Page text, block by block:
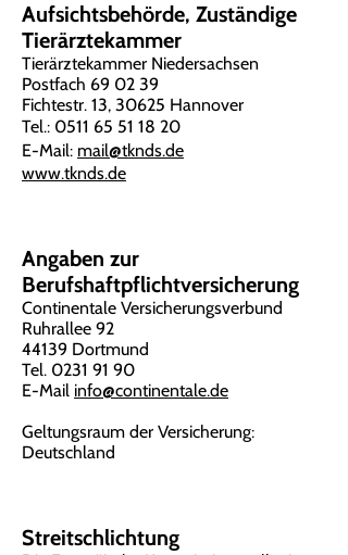
Aufsichtsbehörde, Zuständige
Tierärztekammer
Tierärztekammer Niedersachsen
Postfach 69 02 39
Fichtestr. 13, 30625 Hannover
Tel.: 0511 65 51 18 20
E-Mail: mail@tknds.de
www.tknds.de
Angaben zur
Berufshaftpflichtversicherung
Continentale Versicherungsverbund
Ruhrallee 92
44139 Dortmund
Tel. 0231 91 90
E-Mail info@continentale.de
Geltungsraum der Versicherung:
Deutschland
Streitschlichtung